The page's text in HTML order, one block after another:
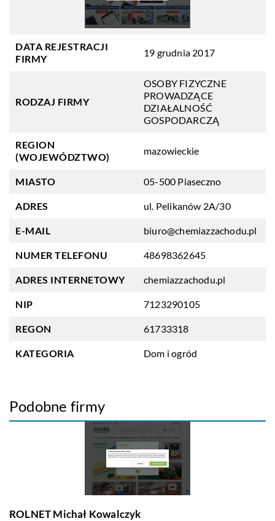
DATA REJESTRACJI
FIRMY
19 grudnia 2017
RODZAJ FIRMY
OSOBY FIZYCZNE
PROWADZĄCE
DZIAŁALNOŚĆ
GOSPODARCZĄ
REGION
(WOJEWÓDZTWO)
mazowieckie
MIASTO 05-500 Piaseczno
ADRES ul. Pelikanów 2A/30
E-MAIL biuro@chemiazzachodu.pl
NUMER TELEFONU 48698362645
ADRES INTERNETOWY chemiazzachodu.pl
NIP 7123290105
REGON 61733318
KATEGORIA Dom i ogród
Podobne firmy
ROLNET Michał Kowalczyk